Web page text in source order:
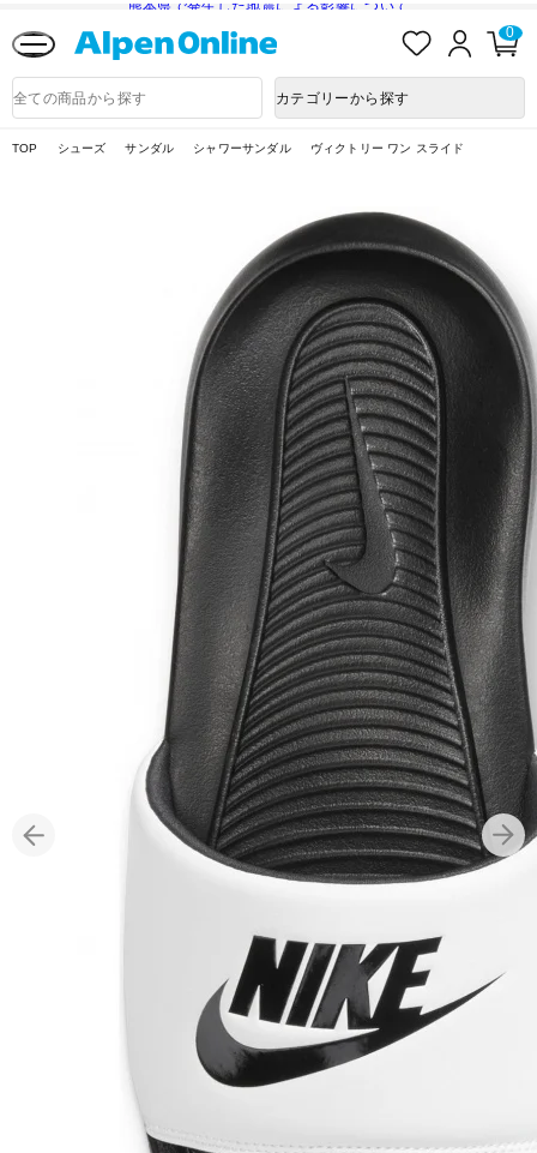
熊本県で発生した地震による影響について
入
ロ
ン
0
品
検
カテゴリーから探す
TOP シューズ サンダル シャワーサンダル ヴィクトリー ワン スライド